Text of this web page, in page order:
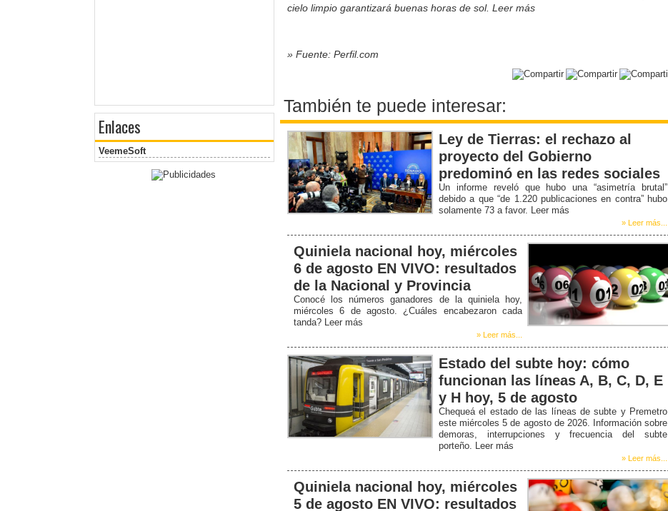
Enlaces
VeemeSoft
cielo limpio garantizará buenas horas de sol. Leer más
» Fuente: Perfil.com
También te puede interesar:
Ley de Tierras: el rechazo al
proyecto del Gobierno
predominó en las redes sociales
Un informe reveló que hubo una “asimetría brutal”
debido a que “de 1.220 publicaciones en contra” hubo
solamente 73 a favor. Leer más
» Leer más...
Quiniela nacional hoy, miércoles
6 de agosto EN VIVO: resultados
de la Nacional y Provincia
Conocé los números ganadores de la quiniela hoy,
miércoles 6 de agosto. ¿Cuáles encabezaron cada
tanda? Leer más
» Leer más...
Estado del subte hoy: cómo
funcionan las líneas A, B, C, D, E
y H hoy, 5 de agosto
Chequeá el estado de las líneas de subte y Premetro
este miércoles 5 de agosto de 2026. Información sobre
demoras, interrupciones y frecuencia del subte
porteño. Leer más
» Leer más...
Quiniela nacional hoy, miércoles
5 de agosto EN VIVO: resultados